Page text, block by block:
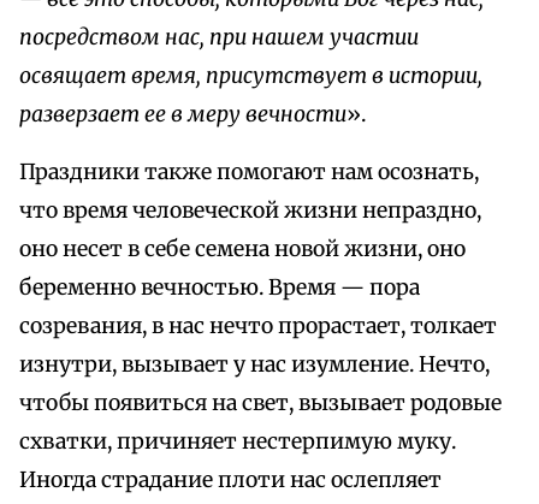
посредством нас, при нашем участии
освящает время, присутствует в истории,
разверзает ее в меру вечности».
Праздники также помогают нам осознать,
что время человеческой жизни непраздно,
оно несет в себе семена новой жизни, оно
беременно вечностью. Время — пора
созревания, в нас нечто прорастает, толкает
изнутри, вызывает у нас изумление. Нечто,
чтобы появиться на свет, вызывает родовые
схватки, причиняет нестерпимую муку.
Иногда страдание плоти нас ослепляет